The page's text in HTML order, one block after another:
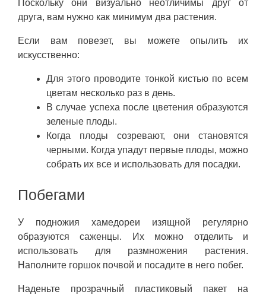
Поскольку они визуально неотличимы друг от
друга, вам нужно как минимум два растения.
Если вам повезет, вы можете опылить их
искусственно:
Для этого проводите тонкой кистью по всем
цветам несколько раз в день.
В случае успеха после цветения образуются
зеленые плоды.
Когда плоды созревают, они становятся
черными. Когда упадут первые плоды, можно
собрать их все и использовать для посадки.
Побегами
У подножия хамедореи изящной регулярно
образуются саженцы. Их можно отделить и
использовать для размножения растения.
Наполните горшок почвой и посадите в него побег.
Наденьте прозрачный пластиковый пакет на